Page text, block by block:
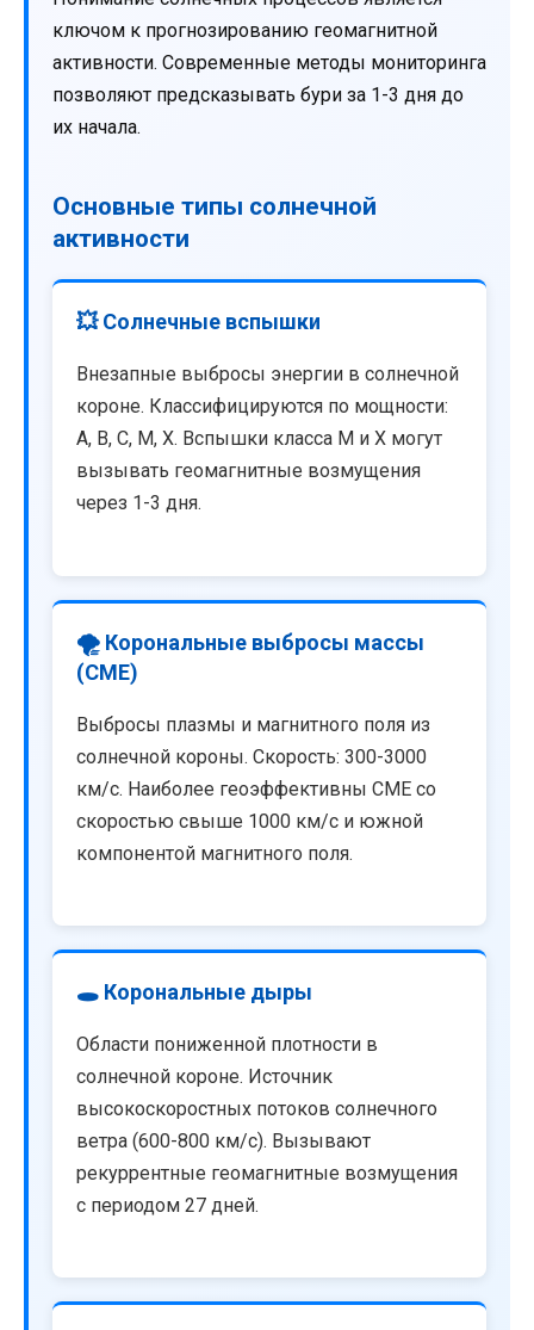
ключом к прогнозированию геомагнитной
активности. Современные методы мониторинга
позволяют предсказывать бури за 1-3 дня до
их начала.
Основные типы солнечной
активности
💥 Солнечные вспышки
Внезапные выбросы энергии в солнечной
короне. Классифицируются по мощности:
A, B, C, M, X. Вспышки класса M и X могут
вызывать геомагнитные возмущения
через 1-3 дня.
🌪️ Корональные выбросы массы
(CME)
Выбросы плазмы и магнитного поля из
солнечной короны. Скорость: 300-3000
км/с. Наиболее геоэффективны CME со
скоростью свыше 1000 км/с и южной
компонентой магнитного поля.
🕳️ Корональные дыры
Области пониженной плотности в
солнечной короне. Источник
высокоскоростных потоков солнечного
ветра (600-800 км/с). Вызывают
рекуррентные геомагнитные возмущения
с периодом 27 дней.